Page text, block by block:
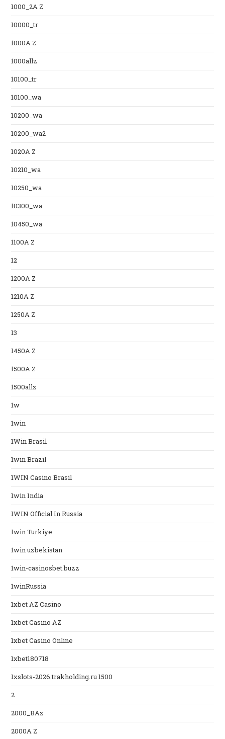
1000_2A Z
10000_tr
1000A Z
1000allz
10100_tr
10100_wa
10200_wa
10200_wa2
1020A Z
10210_wa
10250_wa
10300_wa
10450_wa
1100A Z
12
1200A Z
1210A Z
1250A Z
13
1450A Z
1500A Z
1500allz
1w
1win
1Win Brasil
1win Brazil
1WIN Casino Brasil
1win India
1WIN Official In Russia
1win Turkiye
1win uzbekistan
1win-casinosbet.buzz
1winRussia
1xbet AZ Casino
1xbet Casino AZ
1xbet Casino Online
1xbet180718
1xslots-2026.trakholding.ru 1500
2
2000_BAz
2000A Z